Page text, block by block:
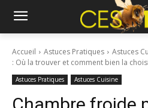
Accueil Astuces Pratiques Astuces
: Où la trouver et comment bien la
Astuces Pratiques Astuces Cuisine